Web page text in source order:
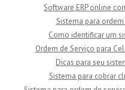
Software ERP online
Sistema para
Como identificar um
Ordem de Serviço para
Dicas para seu
Sistema para cobrar